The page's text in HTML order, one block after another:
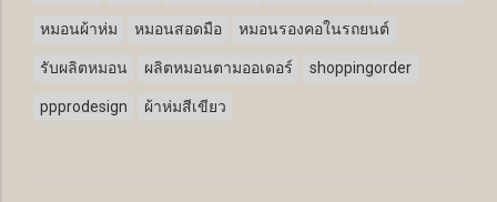
หมอนผ้าห่ม หมอนสอดมือ หมอนรองคอในรถยนต์
รับผลิตหมอน ผลิตหมอนตามออเดอร์ shoppingorder
ppprodesign ผ้าห่มสีเขียว